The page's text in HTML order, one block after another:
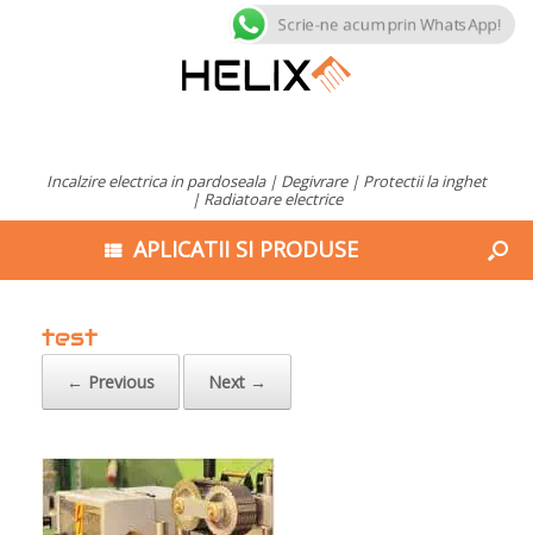
Incalzire electrica in pardoseala | Degivrare | Protectii la inghet
| Radiatoare electrice
APLICATII SI PRODUSE
test
← Previous Next →
Scrie-ne acum prin WhatsApp!